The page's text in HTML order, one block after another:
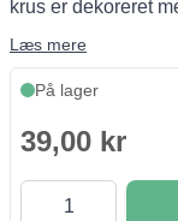
krus er dekoreret
Læs mere
På lager
39,00 kr
Antal